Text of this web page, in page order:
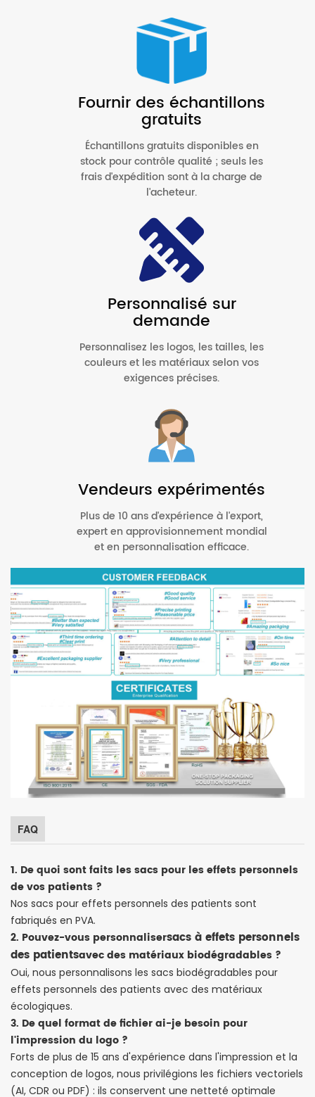
Fournir des échantillons
gratuits
Échantillons gratuits disponibles en
stock pour contrôle qualité ; seuls les
frais d'expédition sont à la charge de
l'acheteur.
Personnalisé sur
demande
Personnalisez les logos, les tailles, les
couleurs et les matériaux selon vos
exigences précises.
Vendeurs expérimentés
Plus de 10 ans d'expérience à l'export,
expert en approvisionnement mondial
et en personnalisation efficace.
FAQ
1. De quoi sont faits les sacs pour les effets personnels
de vos patients ?
Nos sacs pour effets personnels des patients sont
fabriqués en PVA.
2. Pouvez-vous personnalisersacs à effets personnels
des patientsavec des matériaux biodégradables ?
Oui, nous personnalisons les sacs biodégradables pour
effets personnels des patients avec des matériaux
écologiques.
3. De quel format de fichier ai-je besoin pour
l'impression du logo ?
Forts de plus de 15 ans d'expérience dans l'impression et la
conception de logos, nous privilégions les fichiers vectoriels
(AI, CDR ou PDF) : ils conservent une netteté optimale